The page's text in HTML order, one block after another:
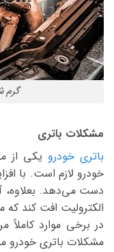
گرم
مشکلات باتری
باتری خودرویکی از
خودرو لازم است. با
دست می‌دهد.
الکترولیت افت کند که
در برخی موارد کاملاً
مشکلات باتری خودرو